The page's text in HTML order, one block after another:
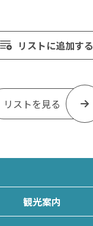
リストに追加する
リストを見る
観光案内